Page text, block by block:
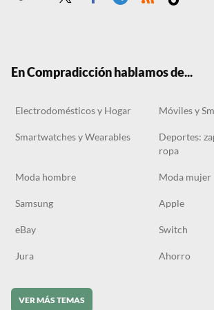
En Compradicción hablamos de...
Electrodomésticos y Hogar Móviles y
Smartwatches y Wearables
Deportes:
ropa
Moda hombre Moda mujer
Samsung Apple
eBay Switch
Jura Ahorro
VER MÁS TEMAS